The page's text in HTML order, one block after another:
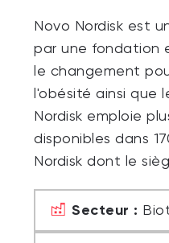
Novo Nordisk est
par une fondation
le changement
l'obésité ainsi que
Nordisk emploie
disponibles dans
Nordisk dont le
Secteur :